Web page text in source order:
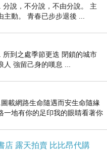
分說，不分說，不由分說。 主
動。 青春已步步退後 ...
所到之處季節更迭 閉鎖的城市
強留己身的嘆息 ...
載網路生命隨遇而安生命隨緣
一地有你的足印我的眼睛看著你
店 露天拍賣 比比昂代購